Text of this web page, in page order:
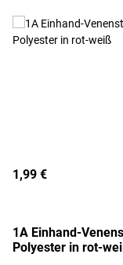
1,99 €
1A Einhand-
Polyester in rot-